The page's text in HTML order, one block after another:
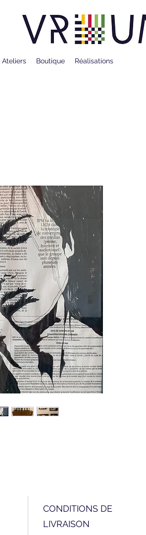
Ateliers Boutique Réalisations
CONDITIONS DE
LIVRAISON